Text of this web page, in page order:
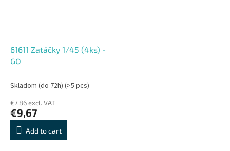
61611 Zatáčky 1/45 (4ks) -
GO
Skladom (do 72h) (>5 pcs)
€7,86 excl. VAT
€9,67
Add to cart